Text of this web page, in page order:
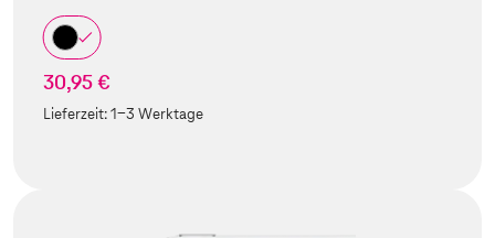
30,95 €
Lieferzeit:1-3 Werktage